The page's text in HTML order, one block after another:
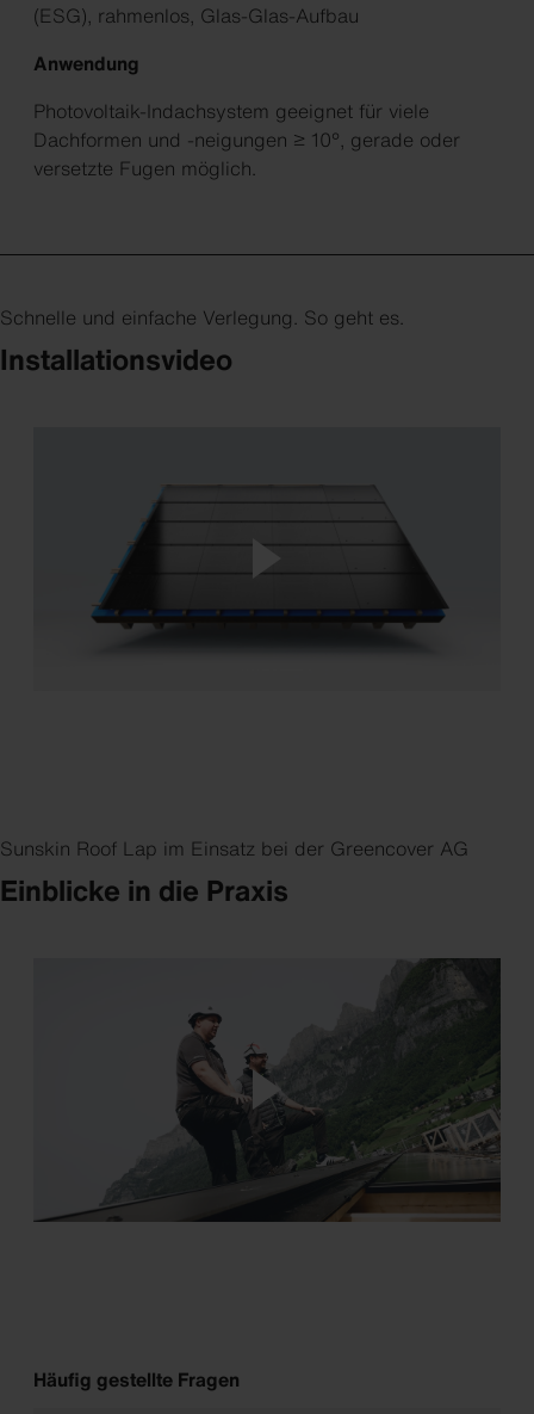
(ESG), rahmenlos, Glas-Glas-Aufbau
Anwendung
Photovoltaik-Indachsystem geeignet für viele
Dachformen und -neigungen ≥ 10°, gerade oder
versetzte Fugen möglich.
Schnelle und einfache Verlegung. So geht es.
Installationsvideo
Sunskin Roof Lap im Einsatz bei der Greencover AG
Einblicke in die Praxis
Häufig gestellte Fragen